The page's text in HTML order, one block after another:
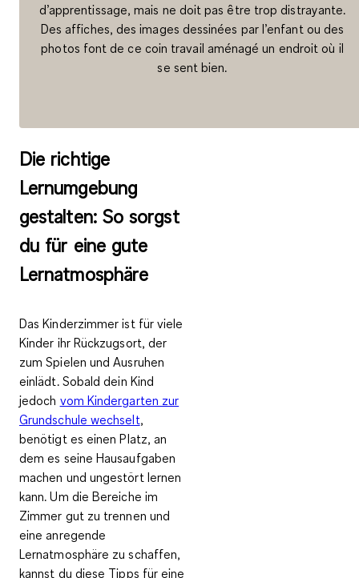
d’apprentissage, mais ne doit pas être trop distrayante.
Des affiches, des images dessinées par l’enfant ou des
photos font de ce coin travail aménagé un endroit où il
se sent bien.
Die richtige
Lernumgebung
gestalten: So sorgst
du für eine gute
Lernatmosphäre
Das Kinderzimmer ist für viele
Kinder ihr Rückzugsort, der
zum Spielen und Ausruhen
einlädt. Sobald dein Kind
jedoch vom Kindergarten zur
Grundschule wechselt,
benötigt es einen Platz, an
dem es seine Hausaufgaben
machen und ungestört lernen
kann. Um dieBereiche im
Zimmer gut zu trennen und
eineanregende
Lernatmosphäre zu schaffen,
kannst du diese Tipps für eine